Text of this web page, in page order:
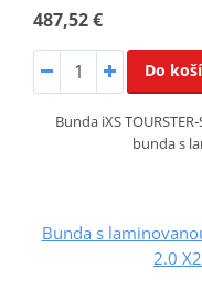
487,52 €
Do
Bunda iXS
bunda s
Bunda s
2.0